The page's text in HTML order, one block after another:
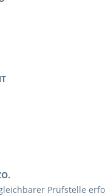
Prüfstelle